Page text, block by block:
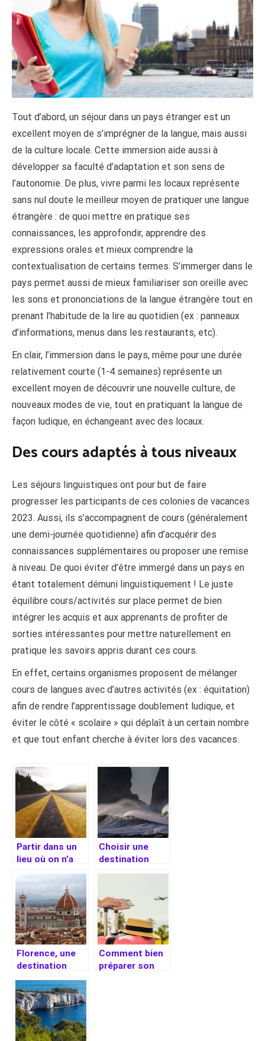
Tout d’abord, un séjour dans un pays étranger est un
excellent moyen de s’imprégner de la langue, mais aussi
de la culture locale. Cette immersion aide aussi à
développer sa faculté d’adaptation et son sens de
l’autonomie. De plus, vivre parmi les locaux représente
sans nul doute le meilleur moyen de pratiquer une langue
étrangère : de quoi mettre en pratique ses
connaissances, les approfondir, apprendre des
expressions orales et mieux comprendre la
contextualisation de certains termes. S’immerger dans le
pays permet aussi de mieux familiariser son oreille avec
les sons et prononciations de la langue étrangère tout en
prenant l’habitude de la lire au quotidien (ex : panneaux
d’informations, menus dans les restaurants, etc).
En clair, l’immersion dans le pays, même pour une durée
relativement courte (1-4 semaines) représente un
excellent moyen de découvrir une nouvelle culture, de
nouveaux modes de vie, tout en pratiquant la langue de
façon ludique, en échangeant avec des locaux.
Des cours adaptés à tous niveaux
Les séjours linguistiques ont pour but de faire
progresser les participants de ces colonies de vacances
2023. Aussi, ils s’accompagnent de cours (généralement
une demi-journée quotidienne) afin d’acquérir des
connaissances supplémentaires ou proposer une remise
à niveau. De quoi éviter d’être immergé dans un pays en
étant totalement démuni linguistiquement ! Le juste
équilibre cours/activités sur place permet de bien
intégrer les acquis et aux apprenants de profiter de
sorties intéressantes pour mettre naturellement en
pratique les savoirs appris durant ces cours.
En effet, certains organismes proposent de mélanger
cours de langues avec d’autres activités (ex : équitation)
afin de rendre l’apprentissage doublement ludique, et
éviter le côté « scolaire » qui déplaît à un certain nombre
et que tout enfant cherche à éviter lors des vacances.
Partir dans un
lieu où on n’a
pas encore vu
parfaite
destination
Choisir une
destination
atypique pour
quelques
astuces
Florence, une
destination
romantique
Comment bien
préparer son